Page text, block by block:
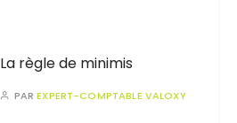
La règle de minimis
PAREXPERT-COMPTABLE VALOXY